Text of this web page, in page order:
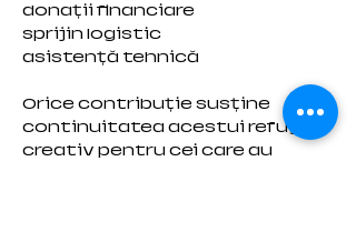
donații financiare
sprijin logistic
asistență tehnică
Orice contribuție susține
continuitatea acestui refugiu
creativ pentru cei care au